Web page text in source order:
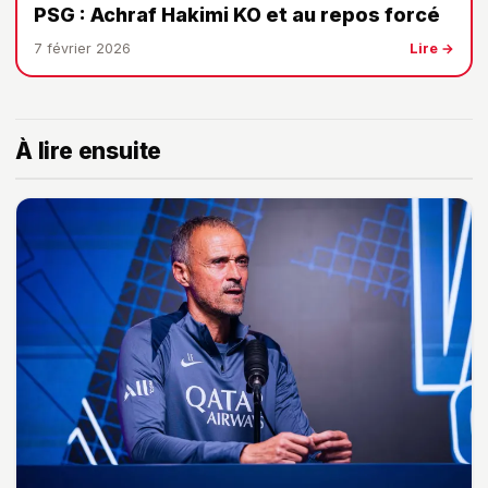
PSG : Achraf Hakimi KO et au repos forcé
7 février 2026 Lire →
À lire ensuite